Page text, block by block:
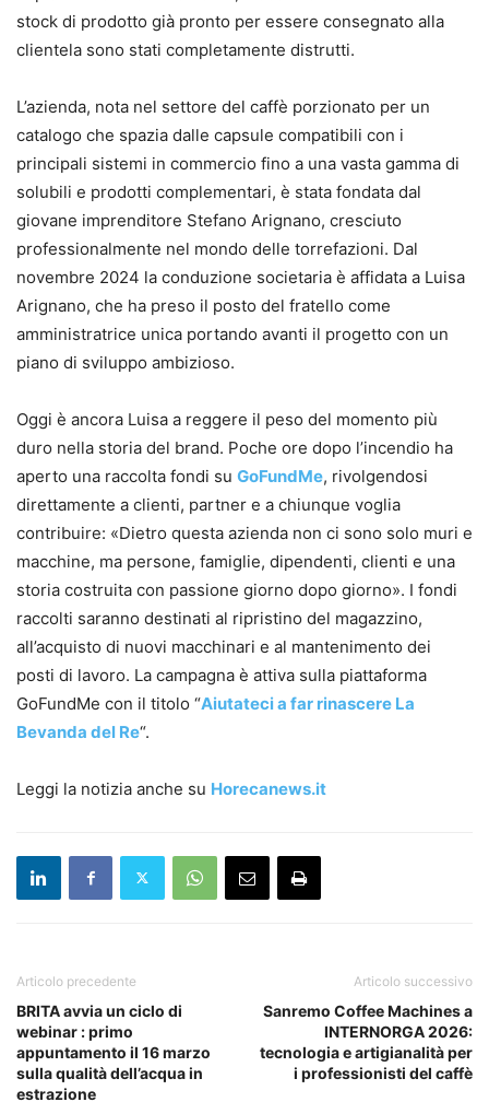
stock di prodotto già pronto per essere consegnato alla
clientela sono stati completamente distrutti.
L’azienda, nota nel settore del caffè porzionato per un
catalogo che spazia dalle capsule compatibili con i
principali sistemi in commercio fino a una vasta gamma di
solubili e prodotti complementari, è stata fondata dal
giovane imprenditore Stefano Arignano, cresciuto
professionalmente nel mondo delle torrefazioni. Dal
novembre 2024 la conduzione societaria è affidata a Luisa
Arignano, che ha preso il posto del fratello come
amministratrice unica portando avanti il progetto con un
piano di sviluppo ambizioso.
Oggi è ancora Luisa a reggere il peso del momento più
duro nella storia del brand. Poche ore dopo l’incendio ha
aperto una raccolta fondi su GoFundMe, rivolgendosi
direttamente a clienti, partner e a chiunque voglia
contribuire: «Dietro questa azienda non ci sono solo muri e
macchine, ma persone, famiglie, dipendenti, clienti e una
storia costruita con passione giorno dopo giorno». I fondi
raccolti saranno destinati al ripristino del magazzino,
all’acquisto di nuovi macchinari e al mantenimento dei
posti di lavoro. La campagna è attiva sulla piattaforma
GoFundMe con il titolo “Aiutateci a far rinascere La
Bevanda del Re“.
Leggi la notizia anche su Horecanews.it
Articolo precedente
BRITA avvia un ciclo di
webinar : primo
appuntamento il 16 marzo
sulla qualità dell’acqua in
estrazione
Articolo successivo
Sanremo Coffee Machines a
INTERNORGA 2026:
tecnologia e artigianalità per
i professionisti del caffè